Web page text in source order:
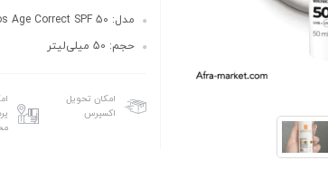
مدل: Anthelios Age Correct SPF 50
حجم: 50 میلی‌لیتر
امکان تحویل
اکسپرس